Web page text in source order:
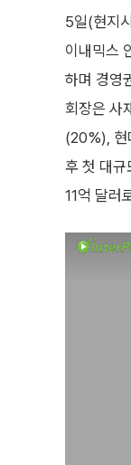
5일(현지
이내믹스
하며 경영
회장은 사
(20%), 현
후 첫 대규
11억 달러